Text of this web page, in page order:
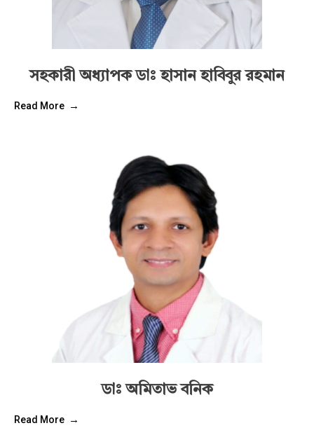
সহকারী অধ্যাপক ডাঃ হাসান হাবিবুর রহমান
Read More
ডাঃ অমিতাভ বনিক
Read More